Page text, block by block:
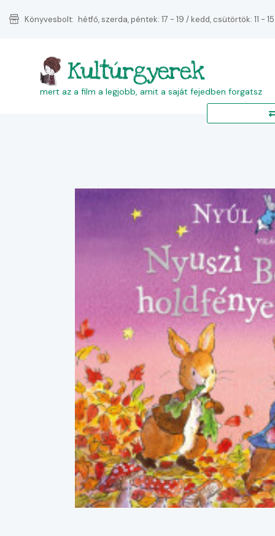
Könyvesbolt: hétfő, szerda, péntek: 17 - 19 / kedd, csütörtök: 11 - 15
Kultúrgyerek
mert az a film a legjobb, amit a saját fejedben forgatsz